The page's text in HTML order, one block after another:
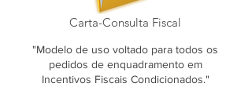
Carta-Consulta Fiscal
"Modelo de uso voltado para todos os
pedidos de enquadramento em
Incentivos Fiscais Condicionados."